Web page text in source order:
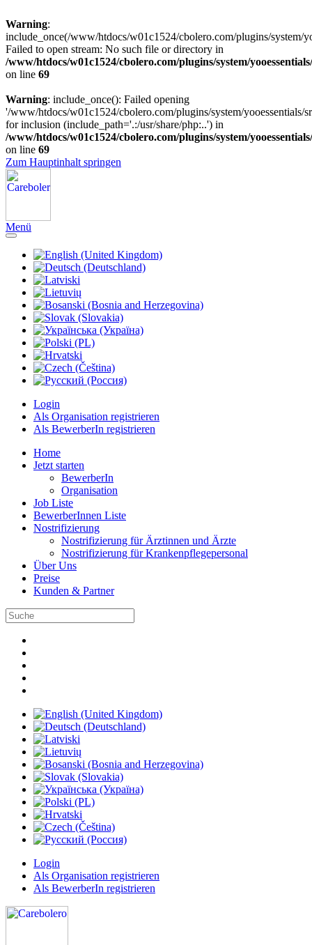
Warning:
include_once(/www/htdocs/w01c1524/cbolero.com/plugins/system/
Failed to open stream: No such file or directory in
/www/htdocs/w01c1524/cbolero.com/plugins/system/
on line 69
Warning: include_once(): Failed opening
'/www/htdocs/w01c1524/cbolero.com/plugins/system/yooessentials/
for inclusion (include_path='.:/usr/share/php:..') in
/www/htdocs/w01c1524/cbolero.com/plugins/system/
on line 69
Zum Hauptinhalt springen
Menü
Login
Als Organisation registrieren
Als BewerberIn registrieren
Home
Jetzt starten
BewerberIn
Organisation
Job Liste
BewerberInnen Liste
Nostrifizierung
Nostrifizierung für Ärztinnen und Ärzte
Nostrifizierung für Krankenpflegepersonal
Über Uns
Preise
Kunden & Partner
Login
Als Organisation registrieren
Als BewerberIn registrieren